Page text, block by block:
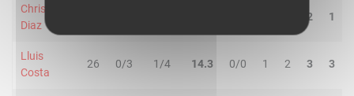
Christian
Diaz
2 1
Lluis
Costa
26 0/3 1/4 14.3 0/0 1 2 3 3